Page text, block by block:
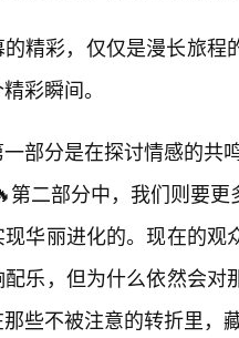
精彩，仅仅是漫长旅程
彩瞬间。
部分是在探讨情感的共
第二部分中，我们则要
华丽进化的。现在的
乐，但为什么依然会
些不被注意的转折里，